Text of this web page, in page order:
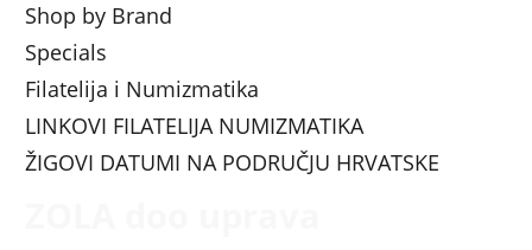
Shop by Brand
Specials
Filatelija i Numizmatika
LINKOVI FILATELIJA NUMIZMATIKA
ŽIGOVI DATUMI NA PODRUČJU HRVATSKE